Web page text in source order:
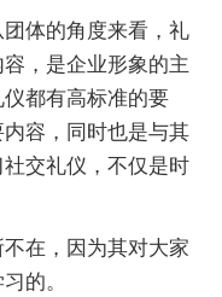
体的角度来看，礼
，是企业形象的主
都有高标准的要
容，同时也是与其
交礼仪，不仅是时
在，因为其对大家
的。